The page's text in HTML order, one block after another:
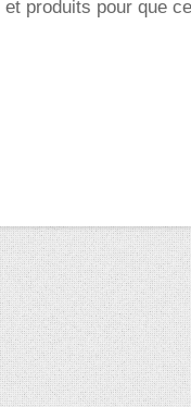
produits pour que